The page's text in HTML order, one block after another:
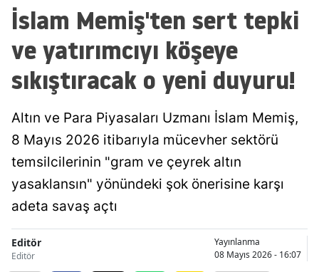
İslam Memiş'ten sert tepki
ve yatırımcıyı köşeye
sıkıştıracak o yeni duyuru!
Altın ve Para Piyasaları Uzmanı İslam Memiş,
8 Mayıs 2026 itibarıyla mücevher sektörü
temsilcilerinin "gram ve çeyrek altın
yasaklansın" yönündeki şok önerisine karşı
adeta savaş açtı
Editör
Editör
Yayınlanma
08 Mayıs 2026 - 16:07